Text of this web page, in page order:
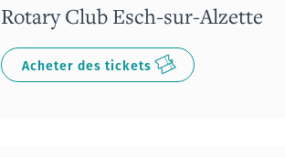
Rotary Club Esch-sur-Alzette
Acheter des tickets